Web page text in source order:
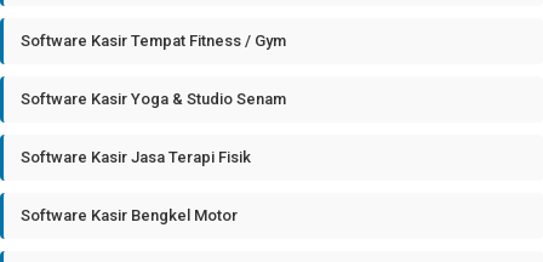
Software Kasir Tempat Fitness / Gym
Software Kasir Yoga & Studio Senam
Software Kasir Jasa Terapi Fisik
Software Kasir Bengkel Motor